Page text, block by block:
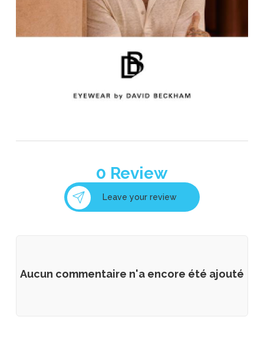
0 Review
Leave your review
Aucun commentaire n'a encore été ajouté